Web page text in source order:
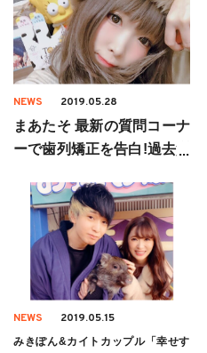
NEWS 2019.05.28
まあたそ 最新の質問コーナ
ーで歯列矯正を告白!過去質
NEWS 2019.05.15
みきぽん&カイトカップル「幸せす